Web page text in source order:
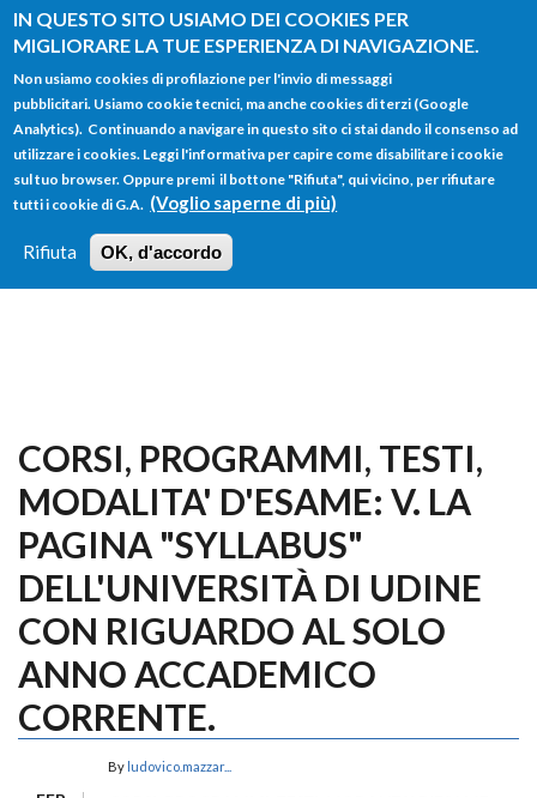
IN QUESTO SITO USIAMO DEI COOKIES PER
MIGLIORARE LA TUE ESPERIENZA DI NAVIGAZIONE.
Non usiamo cookies di profilazione per l'invio di messaggi
pubblicitari. Usiamo cookie tecnici, ma anche cookies di terzi (Google
Analytics). Continuando a navigare in questo sito ci stai dando il consenso ad
utilizzare i cookies. Leggi l'informativa per capire come disabilitare i cookie
sul tuo browser. Oppure premi il bottone "Rifiuta", qui vicino, per rifiutare
tutti i cookie di G.A. (Voglio saperne di più)
Rifiuta OK, d'accordo
Salta al contenuto principale
FORM
DI
RICERCA
Main menu
HOME TUTTI I PROFILI
LOGIN
CORSI, PROGRAMMI, TESTI,
MODALITA' D'ESAME: V. LA
PAGINA "SYLLABUS"
DELL'UNIVERSITÀ DI UDINE
CON RIGUARDO AL SOLO
ANNO ACCADEMICO
CORRENTE.
By ludovico.mazzar...